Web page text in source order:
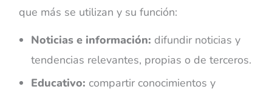
que más se utilizan y su función:
Noticias e información: difundir noticias y
tendencias relevantes, propias o de terceros.
Educativo: compartir conocimientos y